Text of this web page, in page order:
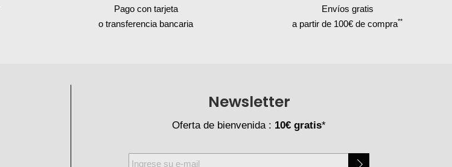
Pago con tarjeta
o transferencia bancaria
Envíos gratis
a partir de 100€ de compra**
Newsletter
Oferta de bienvenida : 10€ gratis*
Inscríbase